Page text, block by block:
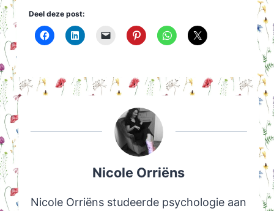
Deel deze post:
Nicole Orriëns
Nicole Orriëns studeerde psychologie aan